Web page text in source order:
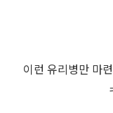
이런 유리병만 마